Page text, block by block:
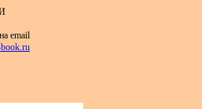
email